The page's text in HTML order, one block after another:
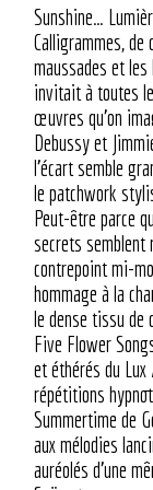
Sunshine…
Calligrammes,
maussades et
invitait à toutes
œuvres qu’on
Debussy et
l’écart semble
le patchwork
Peut-être parce
secrets
contrepoint mi-
hommage à la
le dense tissu de
Five Flower
et éthérés du
répétitions
Summertime de
aux mélodies
auréolés d’une